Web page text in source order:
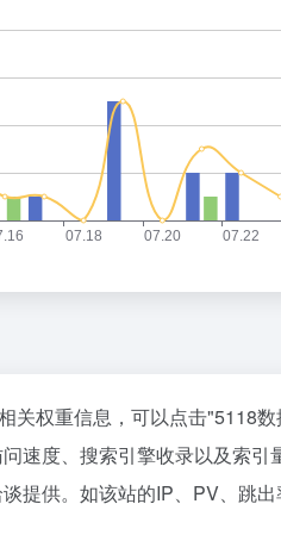
关权重信息，可以点击"5118数
速度、搜索引擎收录以及索
提供。如该站的IP、PV、跳出